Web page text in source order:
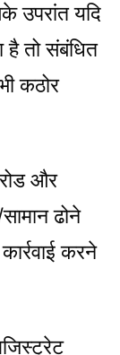
उपरांत यदि
है तो संबंधित
कठोर
रोड और
ढोने
करने